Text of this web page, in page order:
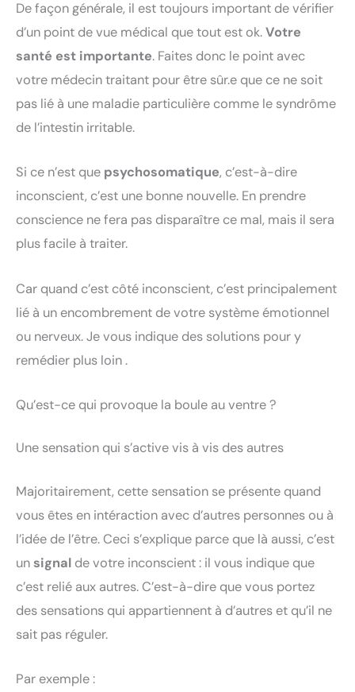
De façon générale, il est toujours important de vérifier
d’un point de vue médical que tout est ok.Votre
santé est importante. Faites donc le point avec
votre médecin traitant pour être sûr.e que ce ne soit
pas lié à une maladie particulière comme le syndrôme
de l’intestin irritable.
Si ce n’est que psychosomatique, c’est-à-dire
inconscient, c’est une bonne nouvelle. En prendre
conscience ne fera pas disparaître ce mal, mais il sera
plus facile à traiter.
Car quand c’est côté inconscient, c’est principalement
lié à un encombrement de votre système émotionnel
ou nerveux. Je vous indique des solutions pour y
remédier plus loin .
Qu’est-ce qui provoque la boule au ventre ?
Une sensation qui s’active vis à vis des autres
Majoritairement, cette sensation se présente quand
vous êtes en intéraction avec d’autres personnes ou à
l’idée de l’être. Ceci s’explique parce que là aussi, c’est
un signal de votre inconscient : il vous indique que
c’est relié aux autres. C’est-à-dire que vous portez
des sensations qui appartiennent à d’autres et qu’il ne
sait pas réguler.
Par exemple :